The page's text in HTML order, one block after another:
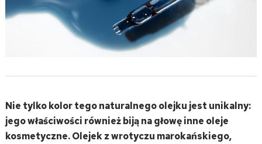
Nie tylko kolor tego naturalnego olejku jest unikalny:
jego właściwości również biją na głowę inne oleje
kosmetyczne. Olejek z wrotyczu marokańskiego,